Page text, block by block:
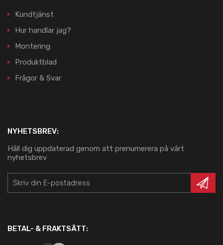
Kundtjänst
Hur handlar jag?
Montering
Produktblad
Frågor & Svar
NYHETSBREV:
Håll dig uppdaterad genom att prenumerera på vårt
nyhetsbrev
BETAL- & FRAKTSÄTT: